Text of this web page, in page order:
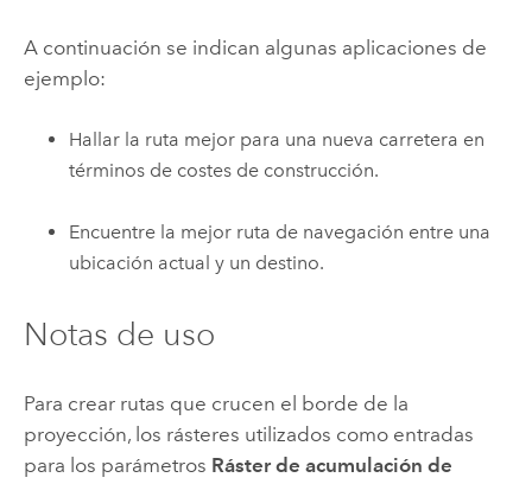
A continuación se indican algunas aplicaciones de
ejemplo:
Hallar la ruta mejor para una nueva carretera en
términos de costes de construcción.
Encuentre la mejor ruta de navegación entre una
ubicación actual y un destino.
Notas de uso
Para crear rutas que crucen el borde de la
proyección, los rásteres utilizados como entradas
para los parámetros Ráster de acumulación de